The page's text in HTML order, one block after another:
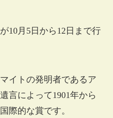
10月5日から12日まで行
イトの発明者であるア
言によって1901年から
際的な賞です。